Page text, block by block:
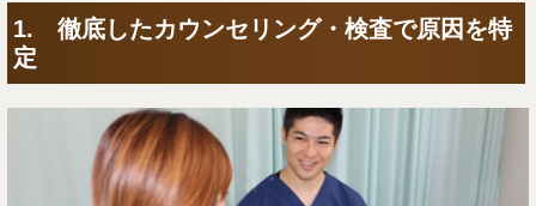
1. 徹底したカウンセリング・検査で原因を特
定